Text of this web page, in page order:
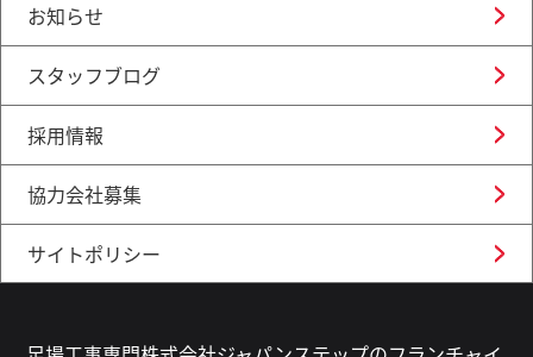
お知らせ
スタッフブログ
採用情報
協力会社募集
サイトポリシー